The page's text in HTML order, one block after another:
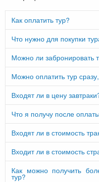
Как оплатить тур?
Что нужно для покупки
Можно ли забронировать
Можно оплатить тур
Входят ли в цену
Что я получу после
Входят ли в стоимость
Входит ли в стоимость
Как можно получить
тур?